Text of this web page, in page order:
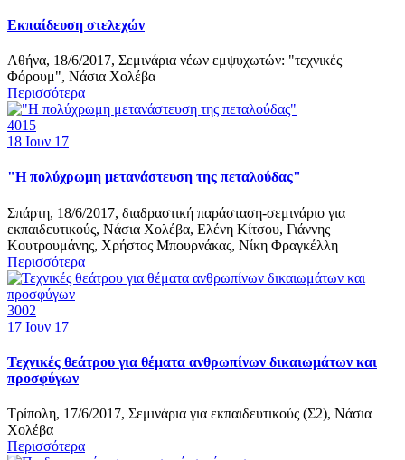
Εκπαίδευση στελεχών
Αθήνα, 18/6/2017, Σεμινάρια νέων εμψυχωτών: "τεχνικές
Φόρουμ", Νάσια Χολέβα
Περισσότερα
4015
18 Ιουν 17
"Η πολύχρωμη μετανάστευση της πεταλούδας"
Σπάρτη, 18/6/2017, διαδραστική παράσταση-σεμινάριο για
εκπαιδευτικούς, Νάσια Χολέβα, Ελένη Κίτσου, Γιάννης
Κουτρουμάνης, Χρήστος Μπουρνάκας, Νίκη Φραγκέλλη
Περισσότερα
3002
17 Ιουν 17
Τεχνικές θεάτρου για θέματα ανθρωπίνων δικαιωμάτων και
προσφύγων
Τρίπολη, 17/6/2017, Σεμινάρια για εκπαιδευτικούς (Σ2), Νάσια
Χολέβα
Περισσότερα